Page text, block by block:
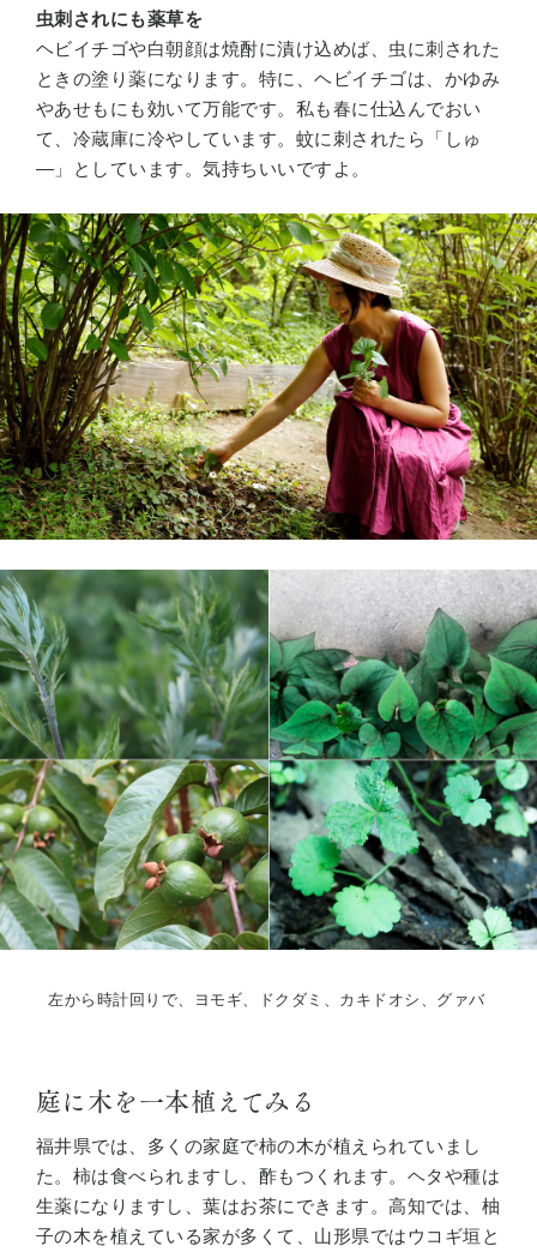
虫刺されにも薬草を
ヘビイチゴや白朝顔は焼酎に漬け込めば、虫に刺された
ときの塗り薬になります。特に、ヘビイチゴは、かゆみ
やあせもにも効いて万能です。私も春に仕込んでおい
て、冷蔵庫に冷やしています。蚊に刺されたら「しゅ
―」としています。気持ちいいですよ。
左から時計回りで、ヨモギ、ドクダミ、カキドオシ、グァバ
庭に木を一本植えてみる
福井県では、多くの家庭で柿の木が植えられていまし
た。柿は食べられますし、酢もつくれます。ヘタや種は
生薬になりますし、葉はお茶にできます。高知では、柚
子の木を植えている家が多くて、山形県ではウコギ垣と